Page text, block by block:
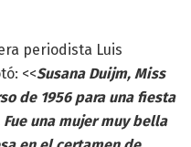
periodista Luis
<<Susana Duijm, Miss
de 1956 para una fiesta
una mujer muy bella